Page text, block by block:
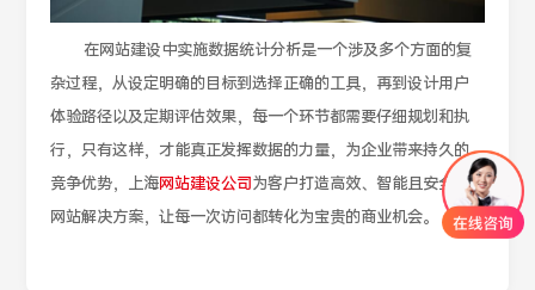
在网站建设中实施数据统计分析是一个涉及多个方面的复
杂过程，从设定明确的目标到选择正确的工具，再到设计用户
体验路径以及定期评估效果，每一个环节都需要仔细规划和执
行，只有这样，才能真正发挥数据的力量，为企业带来持久的
竞争优势，上海网站建设公司为客户打造高效、智能且安全的
网站解决方案，让每一次访问都转化为宝贵的商业机会。